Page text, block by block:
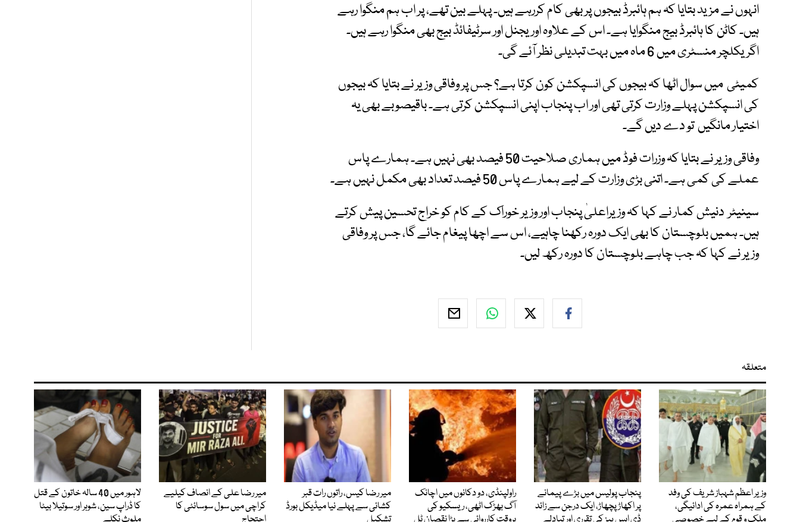
انہوں نے مزید بتایا کہ ہم ہائبرڈ بیجوں پر بھی کام کررہے ہیں۔ پہلے بین تھے، پر اب ہم منگوا رہے
ہیں۔ کاٹن کا ہائبرڈ بیج منگوایا ہے۔ اس کے علاوہ اوریجنل اور سرٹیفائڈ بیج بھی منگوا رہے ہیں۔
اگریکلچر منسٹری میں 6 ماہ میں بہت تبدیلی نظر آئے گی۔
کمیٹی میں سوال اٹھا کہ بیجوں کی انسپکشن کون کرتا ہے؟ جس پر وفاقی وزیر نے بتایا کہ بیجوں
کی انسپکشن پہلے وزارت کرتی تھی اور اب پنجاب اپنی انسپکشن کرتی ہے۔ باقیصوبے بھی یہ
اختیار مانگیں تو دے دیں گے۔
وفاقی وزیر نے بتایا کہ وزرات فوڈ میں ہماری صلاحیت 50 فیصد بھی نہیں ہے۔ ہمارے پاس
عملے کی کمی ہے۔ اتنی بڑی وزارت کے لیے ہمارے پاس 50 فیصد تعداد بھی مکمل نہیں ہے۔
سینیٹر دنیش کمار نے کہا کہ وزیراعلیٰ پنجاب اور وزیر خوراک کے کام کو خراج تحسین پیش کرتے
ہیں۔ ہمیں بلوچستان کا بھی ایک دورہ رکھنا چاہیے، اس سے اچھا پیغام جائے گا، جس پر وفاقی
وزیر نے کہا کہ جب چاہے بلوچستان کا دورہ رکھ لیں۔
متعلقہ
وزیر اعظم شہباز شریف کی وفد
کے ہمراہ عمرہ کی ادائیگی،
پنجاب پولیس میں بڑے پیمانے
پر اکھاڑ پچھاڑ، ایک درجن سے زائد
راولپنڈی، دو دکانوں میں اچانک
آگ بھڑک اٹھی، ریسکیو کی
میر رضا کیس، راتوں رات قبر
کشائی سے پہلے نیا میڈیکل بورڈ
میر رضا علی کے انصاف کیلیے
کراچی میں سول سوسائٹی کا
لاہور میں 40 سالہ خاتون کے قتل
کا ڈراپ سین، شوہر اور سوتیلا بیٹا